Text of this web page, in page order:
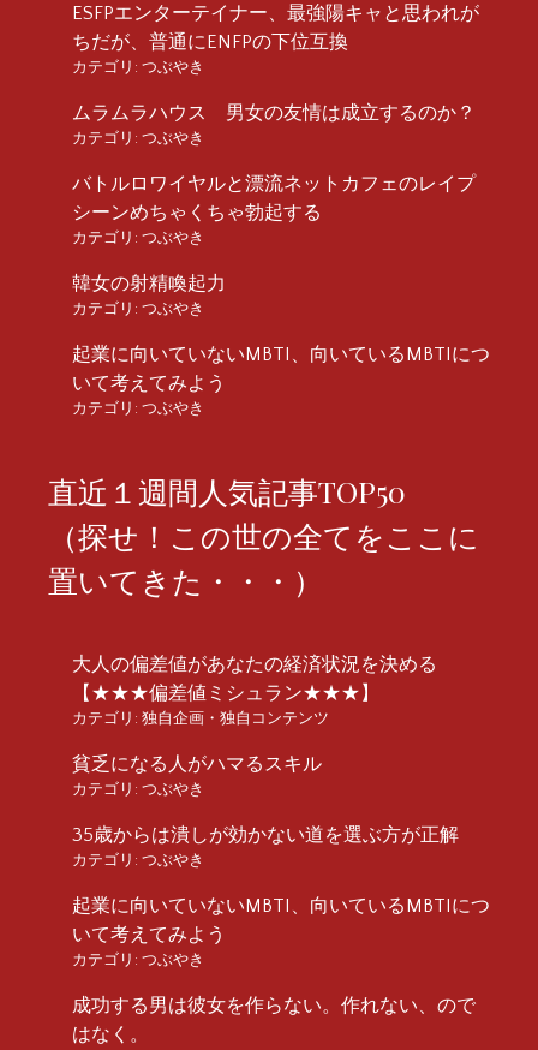
ESFPエンターテイナー、最強陽キャと思われが
ちだが、普通にENFPの下位互換
カテゴリ: つぶやき
ムラムラハウス 男女の友情は成立するのか？
カテゴリ: つぶやき
バトルロワイヤルと漂流ネットカフェのレイプ
シーンめちゃくちゃ勃起する
カテゴリ: つぶやき
韓女の射精喚起力
カテゴリ: つぶやき
起業に向いていないMBTI、向いているMBTIにつ
いて考えてみよう
カテゴリ: つぶやき
直近１週間人気記事TOP50
（探せ！この世の全てをここに
置いてきた・・・）
大人の偏差値があなたの経済状況を決める
【★★★偏差値ミシュラン★★★】
カテゴリ: 独自企画・独自コンテンツ
貧乏になる人がハマるスキル
カテゴリ: つぶやき
35歳からは潰しが効かない道を選ぶ方が正解
カテゴリ: つぶやき
起業に向いていないMBTI、向いているMBTIにつ
いて考えてみよう
カテゴリ: つぶやき
成功する男は彼女を作らない。作れない、ので
はなく。